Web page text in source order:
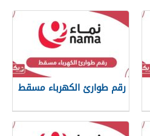
رقم طوارئ الكهرباء مسقط